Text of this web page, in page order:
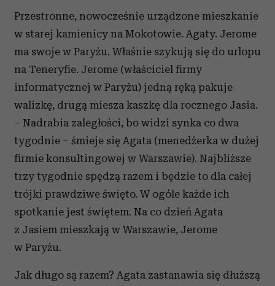
Przestronne, nowocześnie urządzone mieszkanie
w starej kamienicy na Mokotowie. Agaty. Jerome
ma swoje w Paryżu. Właśnie szykują się do urlopu
na Teneryfie. Jerome (właściciel firmy
informatycznej w Paryżu) jedną ręką pakuje
walizkę, drugą miesza kaszkę dla rocznego Jasia.
– Nadrabia zaległości, bo widzi synka co dwa
tygodnie – śmieje się Agata (menedżerka w dużej
firmie konsultingowej w Warszawie). Najbliższe
trzy tygodnie spędzą razem i będzie to dla całej
trójki prawdziwe święto. W ogóle każde ich
spotkanie jest świętem. Na co dzień Agata
z Jasiem mieszkają w Warszawie, Jerome
w Paryżu.
Jak długo są razem? Agata zastanawia się dłuższą